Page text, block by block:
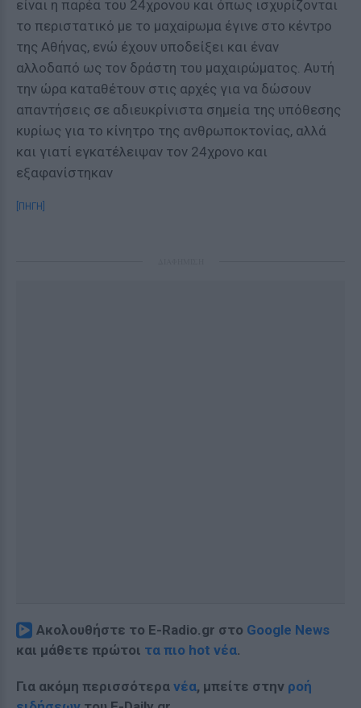
είναι η παρέα του 24χρονου και όπως ισχυρίζονται
το περιστατικό με το μαχαiρωμα έγινε στο κέντρο
της Αθήνας, ενώ έχουν υποδείξει και έναν
αλλοδαπό ως τον δράστη του μαχαιρώματoς. Αυτή
την ώρα καταθέτουν στις αρχές για να δώσουν
απαντήσεις σε αδιευκρίνιστα σημεία της υπόθεσης
κυρίως για το κίνητρο της ανθρωποκτονίας, αλλά
και γιατί εγκατέλειψαν τον 24χρονο και
εξαφανίστηκαν
[ΠΗΓΗ]
Ακολουθήστε το E-Radio.gr στο Google News
και μάθετε πρώτοι τα πιο hot νέα.
Για ακόμη περισσότερα νέα, μπείτε στην ροή